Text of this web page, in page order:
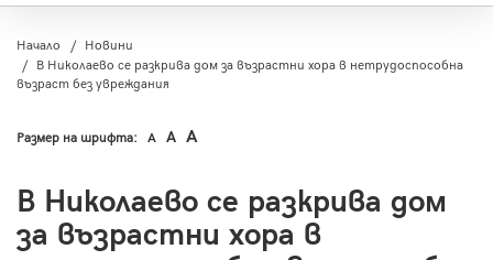
Начало
Новини
В Николаево се разкрива дом за възрастни хора в нетрудоспособна
възраст без увреждания
Размер на шрифта: A A A
В Николаево се разкрива дом
за възрастни хора в